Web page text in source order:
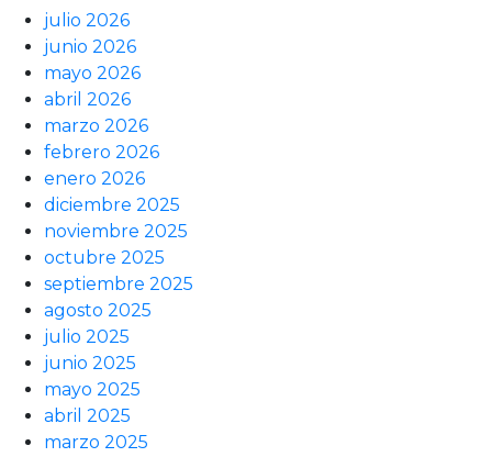
julio 2026
junio 2026
mayo 2026
abril 2026
marzo 2026
febrero 2026
enero 2026
diciembre 2025
noviembre 2025
octubre 2025
septiembre 2025
agosto 2025
julio 2025
junio 2025
mayo 2025
abril 2025
marzo 2025